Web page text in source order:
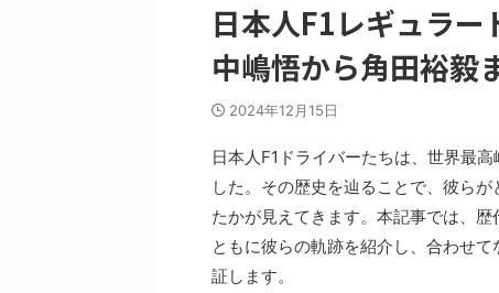
日本人F1レギュラ
中嶋悟から角田裕毅
2024年12月15日
日本人F1ドライバーたちは、世界最
した。その歴史を辿ることで、彼ら
たかが見えてきます。本記事では、
ともに彼らの軌跡を紹介し、合わせ
証します。